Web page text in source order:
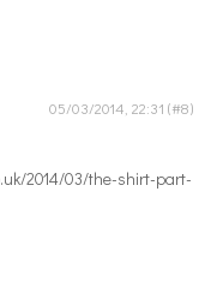
05/03/2014, 22:31
2014/03/the-shirt-part-